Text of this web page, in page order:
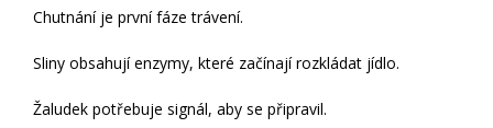
Chutnání je první fáze trávení.
Sliny obsahují enzymy, které začínají rozkládat jídlo.
Žaludek potřebuje signál, aby se připravil.